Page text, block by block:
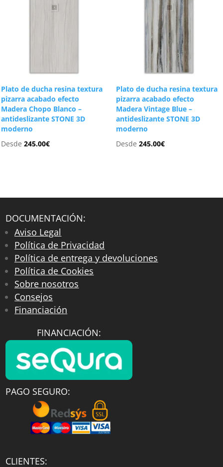
Plato de ducha resina textura
pizarra acabado efecto
Madera Chopo Blanco –
antideslizante STONE 3D
moderno
Desde245.00€
Plato de ducha resina textura
pizarra acabado efecto
Madera Vintage Blue –
antideslizante STONE 3D
moderno
Desde 245.00€
DOCUMENTACIÓN:
Aviso Legal
Política de Privacidad
Política de entrega y devoluciones
Política de Cookies
Sobre nosotros
Consejos
Financiación
FINANCIACIÓN:
PAGO SEGURO:
CLIENTES: